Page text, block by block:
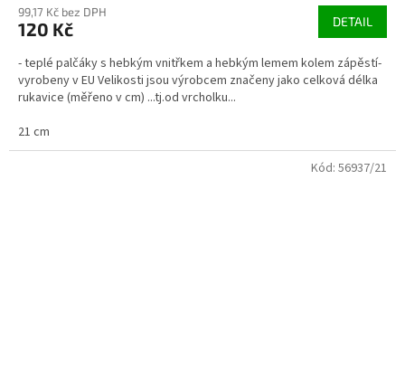
99,17 Kč bez DPH
120 Kč DETAIL
- teplé palčáky s hebkým vnitřkem a hebkým lemem kolem zápěstí-
vyrobeny v EU Velikosti jsou výrobcem značeny jako celková délka
rukavice (měřeno v cm) ...tj.od vrcholku...
21 cm
Kód: 56937/21